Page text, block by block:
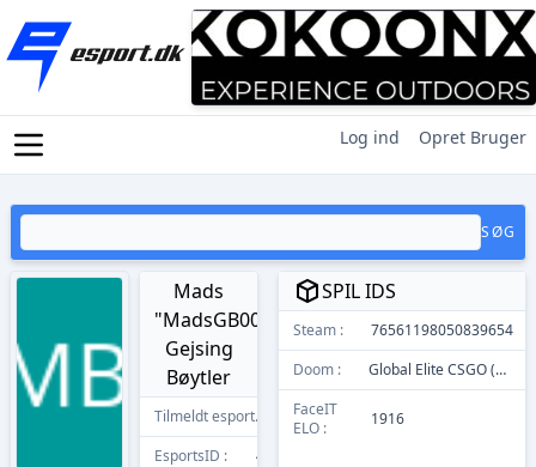
Log ind Opret Bruger
SØG
Mads
"MadsGB007"
Gejsing
Bøytler
Tilmeldt esport.dk
18/12/2019
EsportsID :
4553
SPIL IDS
Steam :
76561198050839654
Doom :
Global Elite CSGO (GE)
FaceIT
ELO :
1916